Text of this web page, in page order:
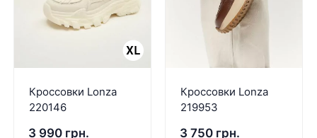
Кроссовки Lonza
220146
3 990 грн.
Кроссовки Lonza
219953
3 750 грн.